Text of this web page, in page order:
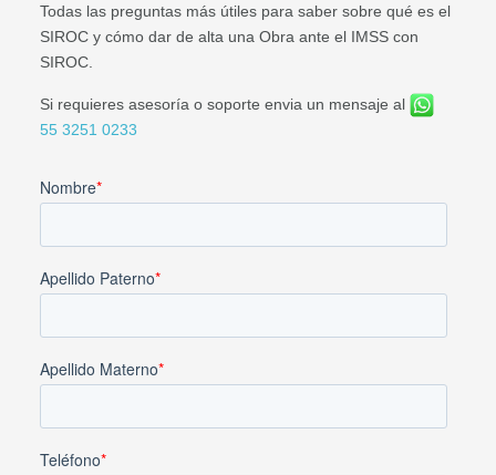
Todas las preguntas más útiles para saber sobre qué es el
SIROC y cómo dar de alta una Obra ante el IMSS con
SIROC.
Si requieres asesoría o soporte envia un mensaje al
55 3251 0233